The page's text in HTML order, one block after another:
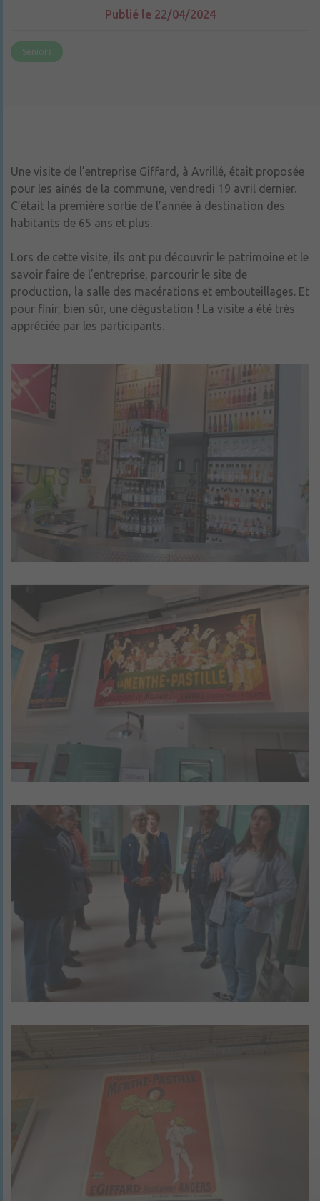
Publié le 22/04/2024
Seniors
Une visite de l’entreprise Giffard, à Avrillé, était proposée
pour les ainés de la commune, vendredi 19 avril dernier.
C’était la première sortie de l’année à destination des
habitants de 65 ans et plus.
Lors de cette visite, ils ont pu découvrir le patrimoine et le
savoir faire de l’entreprise, parcourir le site de
production, la salle des macérations et embouteillages. Et
pour finir, bien sûr, une dégustation ! La visite a été très
appréciée par les participants.